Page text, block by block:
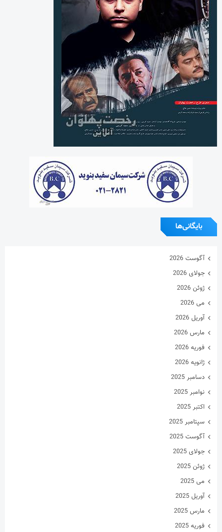
بایگانی‌ها
آگوست 2026
جولای 2026
ژوئن 2026
می 2026
آوریل 2026
مارس 2026
فوریه 2026
ژانویه 2026
دسامبر 2025
نوامبر 2025
اکتبر 2025
سپتامبر 2025
آگوست 2025
جولای 2025
ژوئن 2025
می 2025
آوریل 2025
مارس 2025
فوریه 2025